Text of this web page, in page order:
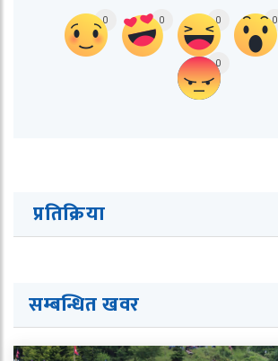
0 0 0 0
0
प्रतिक्रिया
सम्बन्धित खवर